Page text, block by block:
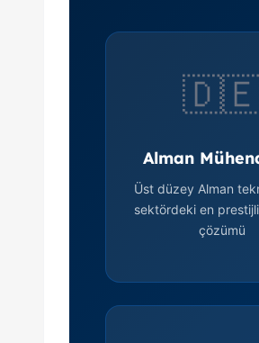
Alman
Üst düzey Alman
sektördeki en
çözümü